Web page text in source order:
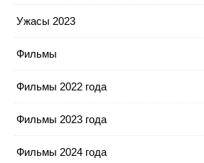
Ужасы 2023
Фильмы
Фильмы 2022 года
Фильмы 2023 года
Фильмы 2024 года